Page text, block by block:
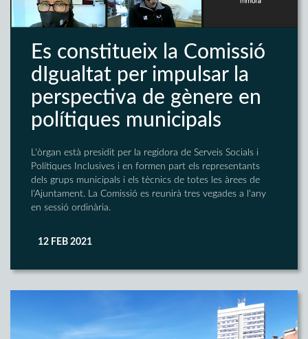
Es constitueix la Comissió
dIgualtat per impulsar la
perspectiva de gènere en
polítiques municipals
L'òrgan està presidit per la regidora de Serveis Socials i
Polítiques Inclusives i en formen part els representants
dels grups municipals i els tècnics de totes les àrees de
l'Ajuntament. La Comissió es reunirà tres vegades a l'any
en sessió ordinària.
12 FEB 2021